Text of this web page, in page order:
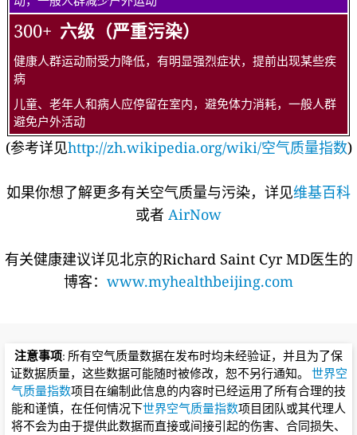
300+ 六级（严重污染）
健康人群运动耐受力降低，有明显强烈症状，提前出现某些疾
病
儿童、老年人和病人应停留在室内，避免体力消耗，一般人群
避免户外活动
(参考详见http://zh.wikipedia.org/wiki/空气质量指数)
如果你想了解更多有关空气质量与污染，详见维基百科
或者 AirNow
有关健康建议详见北京的Richard Saint Cyr MD医生的
博客： www.myhealthbeijing.com
注意事项: 所有空气质量数据在发布时均未经验证，并且为了保
证数据质量，这些数据可能随时被修改，恕不另行通知。 世界空
气质量指数项目在编制此信息的内容时已经运用了所有合理的技
能和谨慎，在任何情况下世界空气质量指数项目团队或其代理人
将不会为由于提供此数据而直接或间接引起的伤害、合同损失、